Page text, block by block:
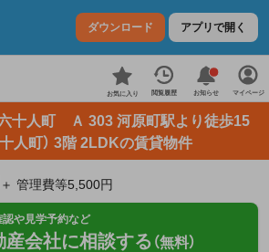
ダウンロード アプリで開く
お気に入り 閲覧履歴 お知らせ マイページ
十人町 Ａ 303 河原町駅より徒歩15
人町） 3階 2LDKの賃貸物件
＋ 管理費等5,500円
認や見学予約など
産会社に相談する （無料）